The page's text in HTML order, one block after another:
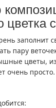
цветка
заполнит
пару
цветы,
очень просто.